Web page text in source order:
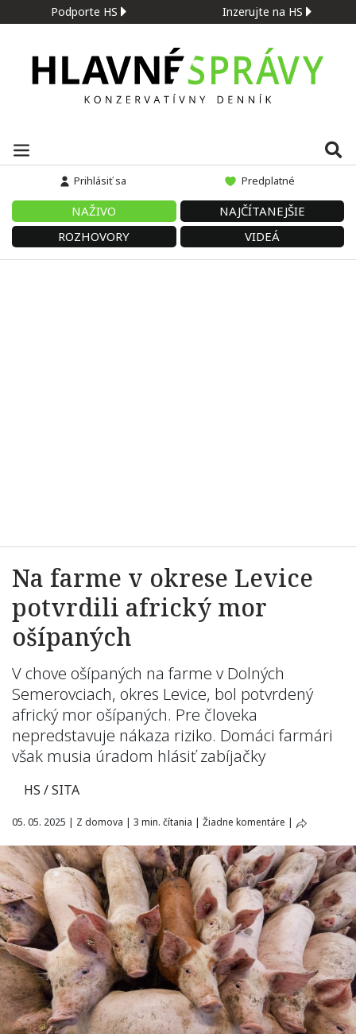
Podporte HS Inzerujte na HS
Prihlásiť sa Predplatné
NAŽIVO
NAJČÍTANEJŠIE
ROZHOVORY
VIDEÁ
Na farme v okrese Levice
potvrdili africký mor
ošípaných
V chove ošípaných na farme v Dolných
Semerovciach, okres Levice, bol potvrdený
africký mor ošípaných. Pre človeka
nepredstavuje nákaza riziko. Domáci farmári
však musia úradom hlásiť zabíjačky
HS / SITA
05. 05. 2025 | Z domova | 3 min. čítania | Žiadne komentáre |